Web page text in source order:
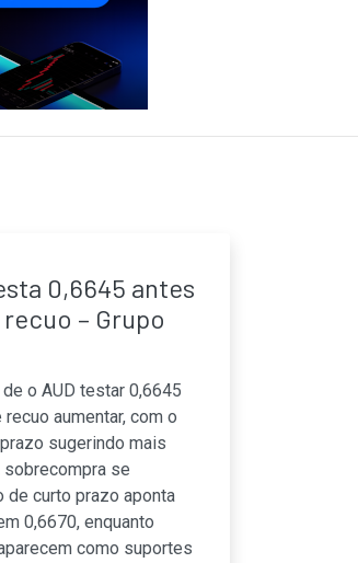
0,6645 antes
– Grupo
o AUD testar 0,6645
aumentar, com o
sugerindo mais
sobrecompra se
de curto prazo aponta
0,6670, enquanto
como suportes